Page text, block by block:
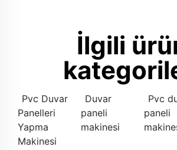
İlgili
Pvc Duvar
Panelleri
Yapma
Makinesi
Duvar
paneli
makinesi
Pvc
paneli